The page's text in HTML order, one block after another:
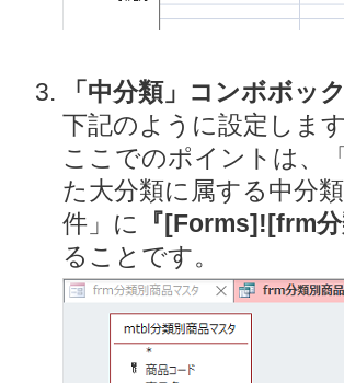
「中分類」コンボボッ
下記のように設定しま
ここでのポイントは、
た大分類に属する中分
件」に
『[Forms]![frm
ることです。